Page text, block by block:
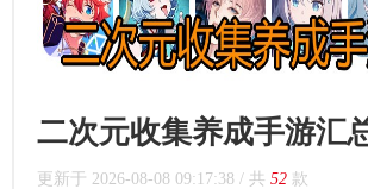
二次元收集养成手游汇
更新于 2026-08-08 09:17:38 / 共 52 款